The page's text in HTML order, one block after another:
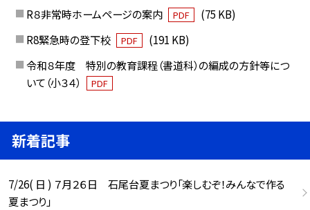
R８非常時ホームページの案内
PDF
(75 KB)
R8緊急時の登下校
PDF
(191 KB)
令和８年度 特別の教育課程（書道科）の編成の方針等につ
いて（小３４）
PDF
新着記事
7/26( 日 ) ７月２６日 石尾台夏まつり「楽しむぞ！みんなで作る
夏まつり」